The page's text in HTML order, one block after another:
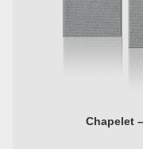
Chapelet